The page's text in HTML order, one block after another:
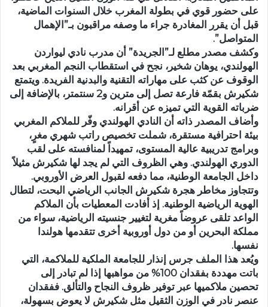
على حضور قوي في بطولة المغرب خلال السنوات الماضية،
قبل أن يقرر المغادرة جراء ما وصفه مراقبون بـ”الإهمال
المتواصل”.
وكشف مصدر مطلع لـ”الجريدة” أن مدرب نادي ليواردن
الهولندي، يوهان شخير، نجح في استقطاب النجم المغربي بعد
الوقوف عن كثب على مهاراته التقنية والبدنية الفريدة. ويتمتع
شكيرش بقمّة فارعة تصل إلى مترين و2 سنتمتر، بالإضافة إلى
ضرباته القوية التي تميزه عن أقرانه.
وأضاف المصدر ذاته أن النادي الهولندي وفّر للملاكم المغربي
بيئة احترافية مستقرة، شملت تخصيص راتب شهري مغرٍ،
وبرامج تدريبية عالية المستوى، تمهيداً لمنافسته على لقب
الدوري الهولندي. وهي الظروف التي لم يجد لها شكيرش مثيلاً
داخل الجامعة الوطنية، مما دفعه لقبول العرض الأوروبي.
وتتجاوز مخاطر هجرة شكيرش الجانب الرياضي البحت، لتطال
الهوية الرياضية الوطنية. إذ أفادت المعطيات بأن الملاكم
الواعد تلقى عروضاً مغرية لتغيير جنسيته الرياضية، سواء من
مملكة البحرين أو من دول أوروبية أخرى تتقدمها هولندا
نفسها.
ويُعد هذا الملف جرس إنذار للجامعة الملكية للملاكمة، التي
باتت مهددة بفقدان 100% من مواهبها إذا لم تبادر إلى
تحصين ملاكميها عبر توفير ظروف النجاح والتألق. ففقدان
عنصر نادر في الوزن الثقيل مثل شكيرش لا يعوض بسهولة،